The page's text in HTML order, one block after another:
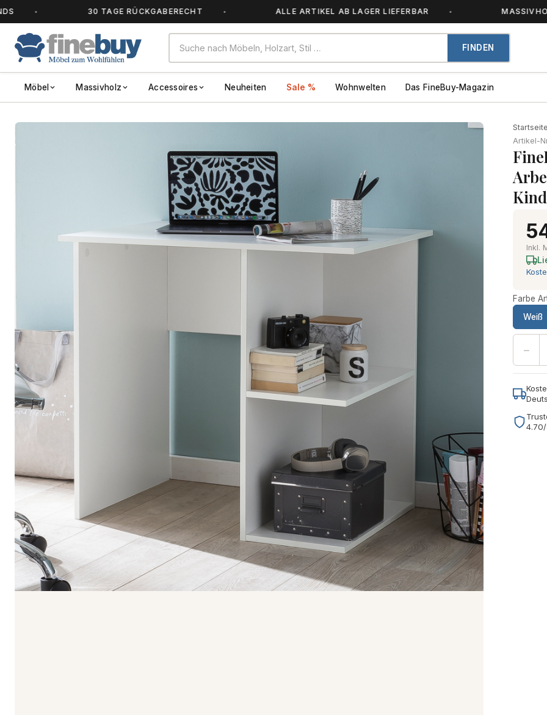
30 TAGE RÜCKGABERECHT ALLE ARTIKEL AB LAGER LIEFERBAR MASSIVHOLZ –
FINDEN
Möbel Massivholz Accessoires Neuheiten Sale % Wohnwelten Das FineBuy-Magazin
Startseite
Artikel-
Inkl.
Farbe
Weiß
−